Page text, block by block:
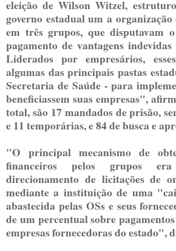
eleição de Wilson Witzel,
governo estadual um a
em três grupos, que disputavam
pagamento de vantagens
Liderados por empresários,
algumas das principais pastas
Secretaria de Saúde - para
beneficiassem suas empresas",
total, são 17 mandados de prisão,
e 11 temporárias, e 84 de busca e
"O principal mecanismo de
financeiros pelos grupos
direcionamento de licitações de
mediante a instituição de uma
abastecida pelas OSs e seus
de um percentual sobre
empresas fornecedoras do estado",